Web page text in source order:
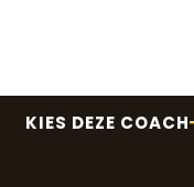
KIES DEZE COACH